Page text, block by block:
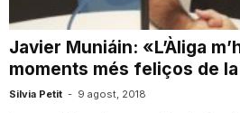
Javier Muniáin: «L’Àliga
moments més feliços de
Silvia Petit - 9 agost, 2018